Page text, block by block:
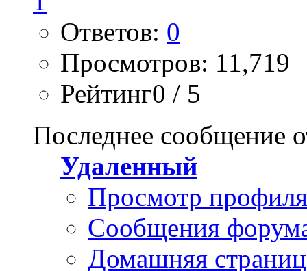
Ответов: 0
Просмотров: 11,719
Рейтинг0 / 5
Последнее сообщение
Удаленный
Просмотр профиля
Сообщения
Домашняя